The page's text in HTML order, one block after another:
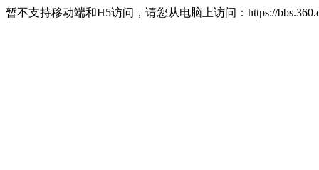
暂不支持移动端和H5访问，请您从电脑上访问：https://